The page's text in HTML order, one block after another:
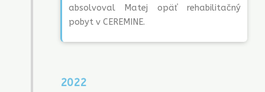
absolvoval Matej opäť rehabilitačný
pobyt v CEREMINE.
2022